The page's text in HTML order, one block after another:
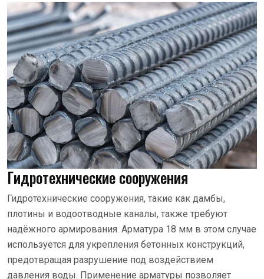
Гидротехнические сооружения
Гидротехнические сооружения, такие как дамбы,
плотины и водоотводные каналы, также требуют
надёжного армирования. Арматура 18 мм в этом случае
используется для укрепления бетонных конструкций,
предотвращая разрушение под воздействием
давления воды. Применение арматуры позволяет